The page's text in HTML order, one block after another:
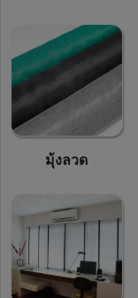
มุ้งลวด